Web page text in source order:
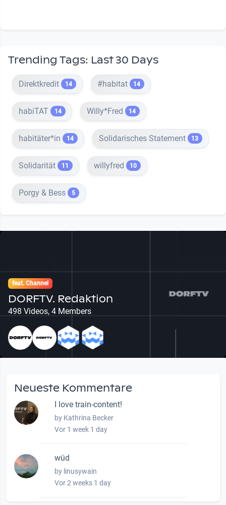
Trending Tags: Last 30 Days
Direktkredit 14 #habitat 14
habiTAT 14 Willy*Fred 14
habitäter*in 14 Solidarisches Statement 13
Solidarität 11 willyfred 10
Porgy & Bess 5
feat. Channel
DORFTV. Redaktion
498 Videos, 4 Members
Neueste Kommentare
I love train-content!
by Kathrina Becker
Vor 1 week 1 day
wüd
by linusywain
Vor 2 weeks 1 day